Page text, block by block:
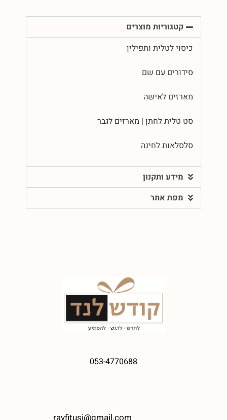
קטגוריות מוצרים
כיסוי לטלית ותפילין
סידורים עם שם
מארזים לאישה
סט טלית לחתן | מארזים לגבר
סלסלאות לחינה
מידע ותקנון
מפת אתר
053-4770688